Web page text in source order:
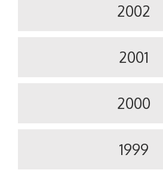
2002
2001
2000
1999